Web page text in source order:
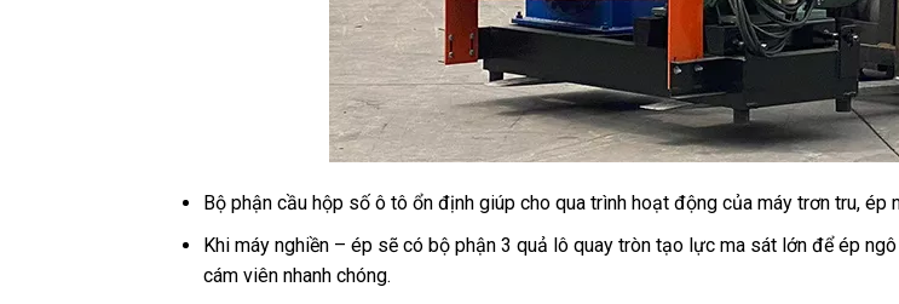
Bộ phận cầu hộp số ô tô ổn định giúp cho qua trình hoạt động của máy trơn tru, ép
Khi máy nghiền – ép sẽ có bộ phận 3 quả lô quay tròn tạo lực ma sát lớn để ép
cám viên nhanh chóng.